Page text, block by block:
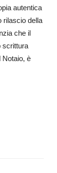
autentica
rilascio della
che il
scrittura
Notaio, è